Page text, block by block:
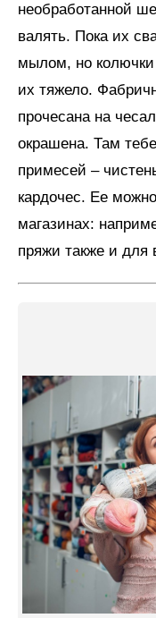
необработанной
валять. Пока их
мылом, но колючки
их тяжело.
прочесана на
окрашена. Там
примесей –
кардочес. Ее
магазинах:
пряжи также и для